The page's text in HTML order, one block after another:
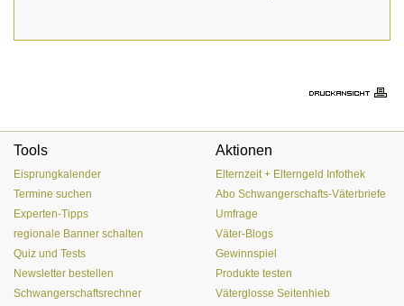
Tools
Eisprungkalender
Termine suchen
Experten-Tipps
regionale Banner schalten
Quiz und Tests
Newsletter bestellen
Schwangerschaftsrechner
Aktionen
Elternzeit + Elterngeld Infothek
Abo Schwangerschafts-Väterbriefe
Umfrage
Väter-Blogs
Gewinnspiel
Produkte testen
Väterglosse Seitenhieb